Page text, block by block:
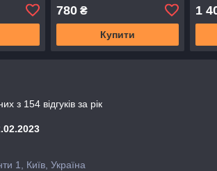
780₴
Купити
1
з 154 відгуків за рік
1, Київ, Україна